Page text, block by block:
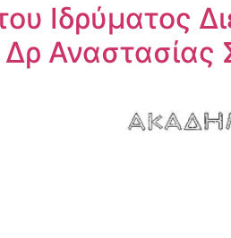
Ιδρύματος
Δρ